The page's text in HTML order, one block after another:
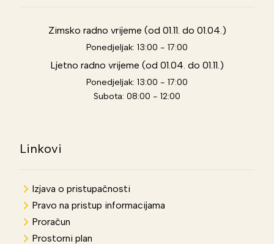
Zimsko radno vrijeme (od 01.11. do 01.04.)
Ponedjeljak: 13:00 - 17:00
Ljetno radno vrijeme (od 01.04. do 01.11.)
Ponedjeljak: 13:00 - 17:00
Subota: 08:00 - 12:00
Linkovi
Izjava o pristupačnosti
Pravo na pristup informacijama
Proračun
Prostorni plan